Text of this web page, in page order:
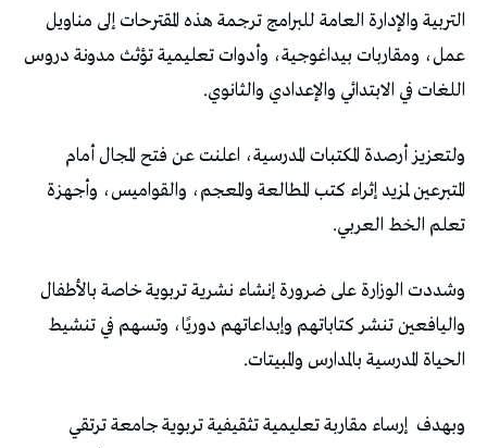
التربية والإدارة العامة للبرامج ترجمة هذه المقترحات إلى مناويل
عمل، ومقاربات بيداغوجية، وأدوات تعليمية تؤثث مدونة دروس
اللغات في الابتدائي والإعدادي والثانوي.
ولتعزيز أرصدة المكتبات المدرسية، اعلنت عن فتح المجال أمام
المتبرعين لمزيد إثراء كتب المطالعة والمعجم، والقواميس، وأجهزة
تعلم الخط العربي.
وشددت الوزارة على ضرورة إنشاء نشرية تربوية خاصة بالأطفال
واليافعين تنشر كتاباتهم وإبداعاتهم دوريًا، وتسهم في تنشيط
الحياة المدرسية بالمدارس والمبيتات.
وبهدف إرساء مقاربة تعليمية تثقيفية تربوية جامعة ترتقي